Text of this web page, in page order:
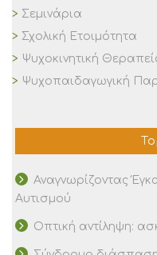
Σεμινάρια
Σχολική Ετοιμότητα
Ψυχοκινητική
Ψυχοπαιδαγωγική
Αναγνωρίζοντας
Αυτισμού
Οπτική αντίληψη: